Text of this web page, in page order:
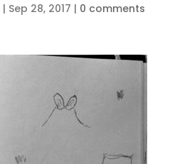
| Sep 28, 2017 | 0 comments